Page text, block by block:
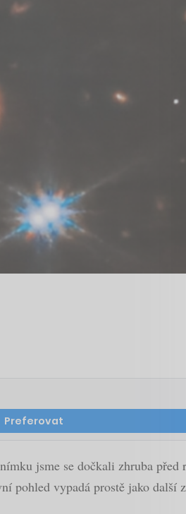
Preferovat
jsme se dočkali zhruba před
pohled vypadá prostě jako další